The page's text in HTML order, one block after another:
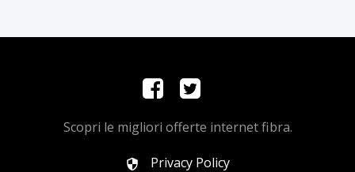
Scopri le migliori offerte internet fibra.
Privacy Policy